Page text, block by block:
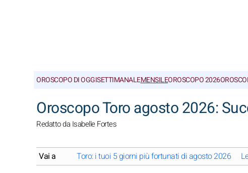
OROSCOPO DI OGGISETTIMANALEMENSILEOROSCOPO 2026
Oroscopo Toro agosto 2026:
Redatto da Isabelle Fortes
Vai a Toro: i tuoi 5 giorni più fortunati di agosto 2026